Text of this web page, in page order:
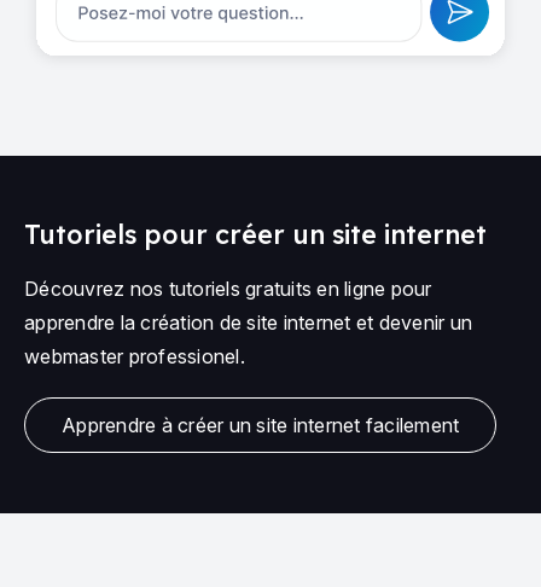
Tutoriels pour créer un site internet
Découvrez nos tutoriels gratuits en ligne pour
apprendre la création de site internet et devenir un
webmaster professionel.
Apprendre à créer un site internet facilement